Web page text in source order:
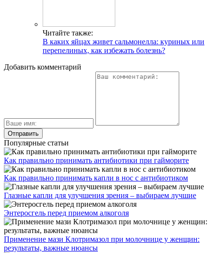
Читайте также:
В каких яйцах живет сальмонелла: куриных или
перепелиных, как избежать болезнь?
Добавить комментарий
Популярные статьи
Как правильно принимать антибиотики при гайморите
Как правильно принимать капли в нос с антибиотиком
Глазные капли для улучшения зрения – выбираем лучшие
Энтеросгель перед приемом алкоголя
Применение мази Клотримазол при молочнице у женщин:
результаты, важные нюансы